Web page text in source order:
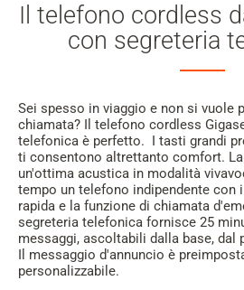
Il telefono cordless
con segreteria
Sei spesso in viaggio e non si vuole
chiamata? Il telefono cordless
telefonica è perfetto. I tasti grandi
ti consentono altrettanto comfort.
un'ottima acustica in modalità
tempo un telefono indipendente con
rapida e la funzione di chiamata
segreteria telefonica fornisce 25
messaggi, ascoltabili dalla base, dal
Il messaggio d'annuncio è
personalizzabile.